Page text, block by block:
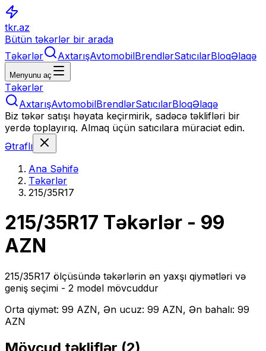
tkr.az
Bütün təkərlər bir arada
Təkərlər
AxtarışAvtomobilBrendlərSatıcılarBloqƏlaqə
Menyunu aç
Təkərlər
AxtarışAvtomobilBrendlərSatıcılarBloqƏlaqə
Biz təkər satışı həyata keçirmirik, sadəcə təklifləri bir
yerdə toplayırıq. Almaq üçün satıcılara müraciət edin.
Ətraflı
Ana Səhifə
Təkərlər
215/35R17
215/35R17 Təkərlər - 99
AZN
215/35R17 ölçüsündə təkərlərin ən yaxşı qiymətləri və
geniş seçimi - 2 model mövcuddur
Orta qiymət: 99 AZN, Ən ucuz: 99 AZN, Ən bahalı: 99
AZN